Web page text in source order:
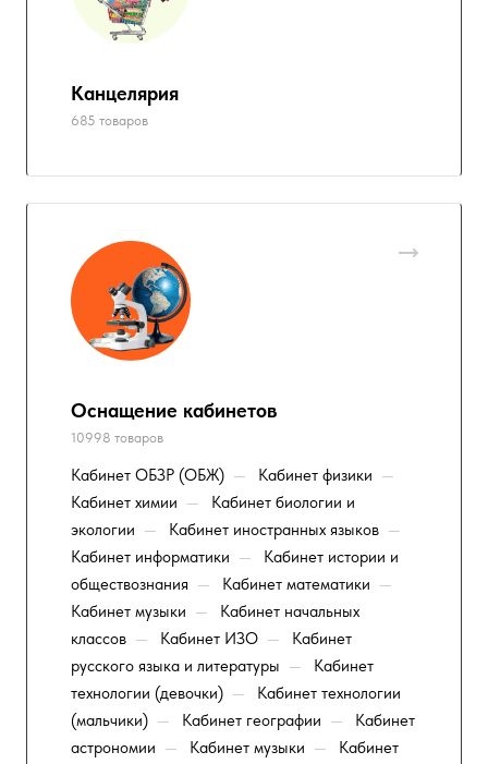
Канцелярия
685 товаров
Оснащение кабинетов
10998 товаров
Кабинет ОБЗР (ОБЖ) — Кабинет физики —
Кабинет химии —
Кабинет биологии и
экологии — Кабинет иностранных языков —
Кабинет информатики —
Кабинет истории и
обществознания — Кабинет математики —
Кабинет музыки —
Кабинет начальных
классов — Кабинет ИЗО —
Кабинет
русского языка и литературы —
Кабинет
технологии (девочки) —
Кабинет технологии
(мальчики) — Кабинет географии —
Кабинет
астрономии — Кабинет музыки —
Кабинет